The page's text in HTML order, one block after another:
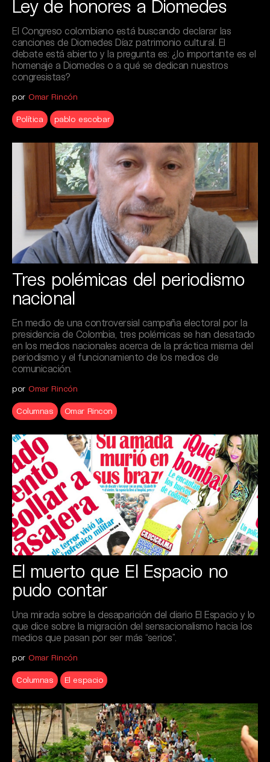
Ley de honores a Diomedes
El Congreso colombiano está buscando declarar las
canciones de Diomedes Díaz patrimonio cultural. El
debate está abierto y la pregunta es: ¿lo importante es el
homenaje a Diomedes o a qué se dedican nuestros
congresistas?
por Omar Rincón
Política pablo escobar
Tres polémicas del periodismo
nacional
En medio de una controversial campaña electoral por la
presidencia de Colombia, tres polémicas se han desatado
en los medios nacionales acerca de la práctica misma del
periodismo y el funcionamiento de los medios de
comunicación.
por Omar Rincón
Columnas Omar Rincon
El muerto que El Espacio no
pudo contar
Una mirada sobre la desaparición del diario El Espacio y lo
que dice sobre la migración del sensacionalismo hacia los
medios que pasan por ser más “serios”.
por Omar Rincón
Columnas El espacio